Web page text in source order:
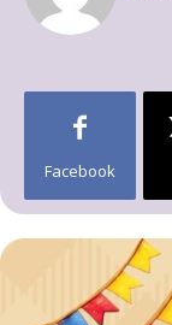
Facebook